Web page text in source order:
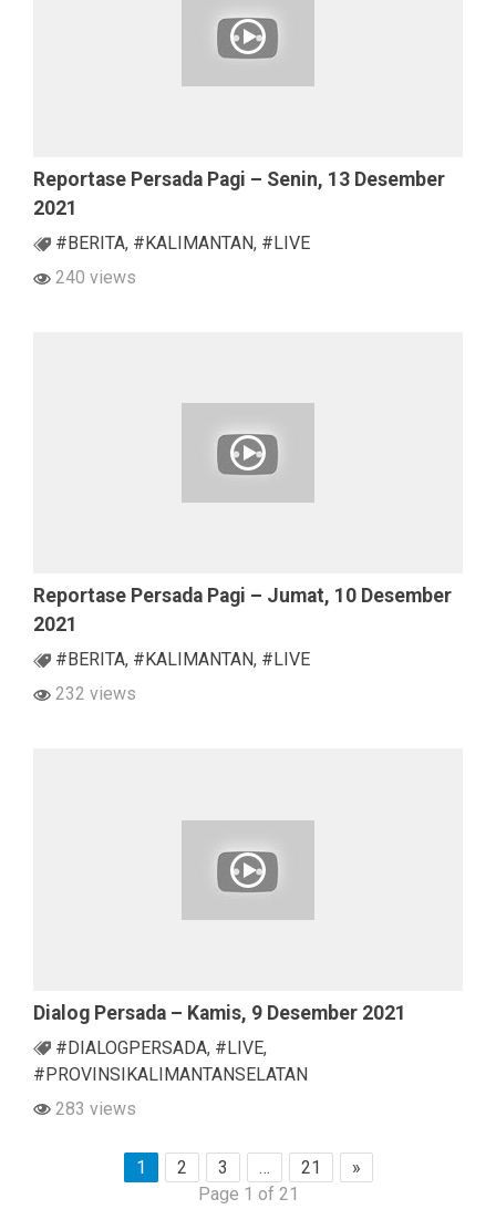
Reportase Persada Pagi – Senin, 13 Desember
2021
#BERITA, #KALIMANTAN, #LIVE
240 views
Reportase Persada Pagi – Jumat, 10 Desember
2021
#BERITA, #KALIMANTAN, #LIVE
232 views
Dialog Persada – Kamis, 9 Desember 2021
#DIALOGPERSADA, #LIVE,
#PROVINSIKALIMANTANSELATAN
283 views
1 2 3 … 21
»
Page 1 of 21